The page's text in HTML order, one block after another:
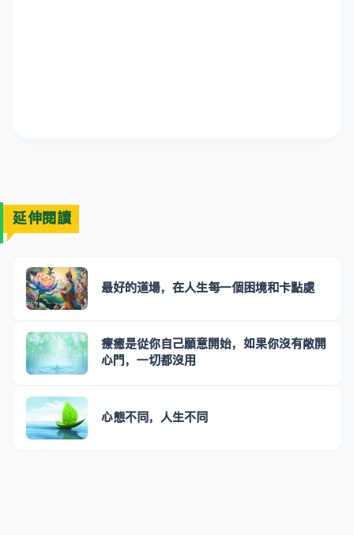
延伸閱讀
最好的道場，在人生每一個困境和卡點處
療癒是從你自己願意開始，如果你沒有敞開
心門，一切都沒用
心態不同，人生不同